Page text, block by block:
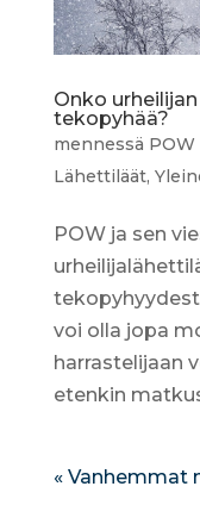
Onko
tekopyhää?
mennessä POW
Lähettiläät,
POW ja sen
voi olla jopa
harrastelijaan
etenkin
« Vanhemmat